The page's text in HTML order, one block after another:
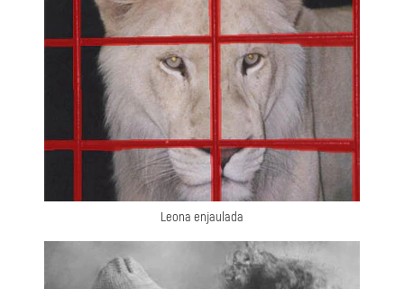
Leona enjaulada